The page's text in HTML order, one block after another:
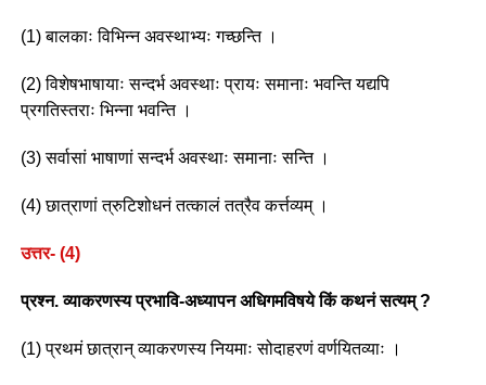
(1) बालकाः विभिन्न अवस्थाभ्यः गच्छन्ति ।
(2) विशेषभाषायाः सन्दर्भ अवस्थाः प्रायः समानाः भवन्ति यद्यपि
प्रगतिस्तराः भिन्ना भवन्ति ।
(3) सर्वासां भाषाणां सन्दर्भ अवस्थाः समानाः सन्ति ।
(4) छात्राणां त्रुटिशोधनं तत्कालं तत्रैव कर्त्तव्यम् ।
उत्तर- (4)
प्रश्न. व्याकरणस्य प्रभावि-अध्यापन अधिगमविषये किं कथनं सत्यम् ?
(1) प्रथमं छात्रान् व्याकरणस्य नियमाः सोदाहरणं वर्णयितव्याः ।